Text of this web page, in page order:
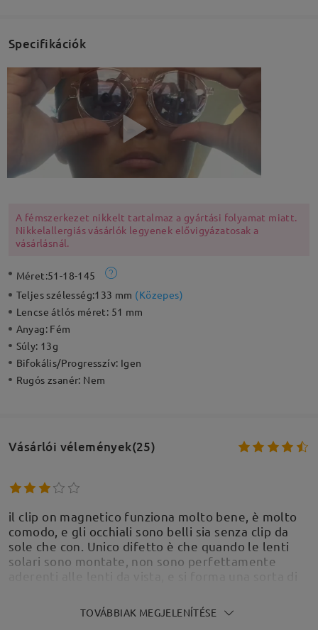
Specifikációk
A fémszerkezet nikkelt tartalmaz a gyártási folyamat miatt.
Nikkelallergiás vásárlók legyenek elővigyázatosak a
vásárlásnál.
Méret:51-18-145
Teljes szélesség:133 mm (Közepes)
Lencse átlós méret: 51 mm
Anyag: Fém
Súly: 13g
Bifokális/Progresszív: Igen
Rugós zsanér: Nem
Vásárlói vélemények(25)
il clip on magnetico funziona molto bene, è molto
comodo, e gli occhiali sono belli sia senza clip da
sole che con. Unico difetto è che quando le lenti
solari sono montate, non sono perfettamente
vista, di sicuro non ideale per un uso prolungato
come avevo sperato
TOVÁBBIAK MEGJELENÍTÉSE